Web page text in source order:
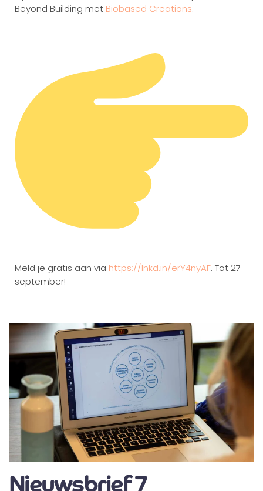
Beyond Building met Biobased Creations.
Meld je gratis aan via https://lnkd.in/erY4nyAF. Tot 27
september!
Nieuwsbrief 7